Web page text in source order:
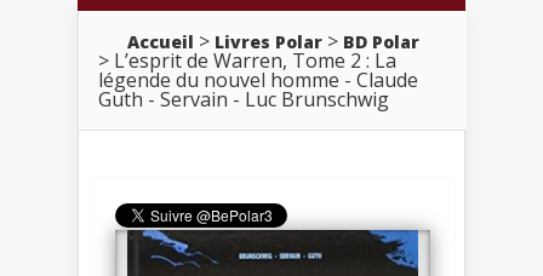
Accueil Livres Polar BD Polar
L’esprit de Warren, Tome 2 : La
légende du nouvel homme - Claude
Guth - Servain - Luc Brunschwig